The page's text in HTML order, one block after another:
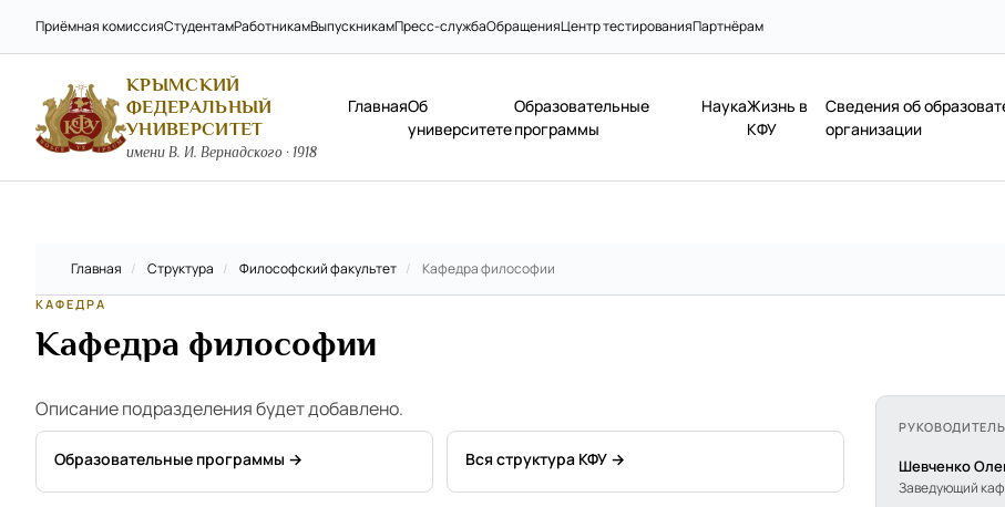
Приёмная комиссияСтудентамРаботникамВыпускникамПресс-службаОбращенияЦентр тестированияПартнёрам
КРЫМСКИЙ
ФЕДЕРАЛЬНЫЙ
УНИВЕРСИТЕТ
имени В. И. Вернадского · 1918
ГлавнаяОб
университете
Образовательные
программы
НаукаЖизнь в
КФУ
Сведения об
организации
Главная / Структура / Философский факультет / Кафедра философии
КАФЕДРА
Кафедра философии
Описание подразделения будет добавлено.
Образовательные программы → Вся структура КФУ →
РУКОВОДИТЕЛЬ
Шевченко
Заведующий